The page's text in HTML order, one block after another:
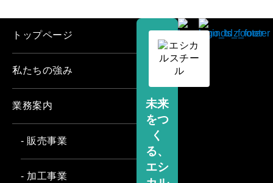
未来
をつ
く
る、
エシ
トップページ
私たちの強み
業務案内
- 販売事業
- 加工事業